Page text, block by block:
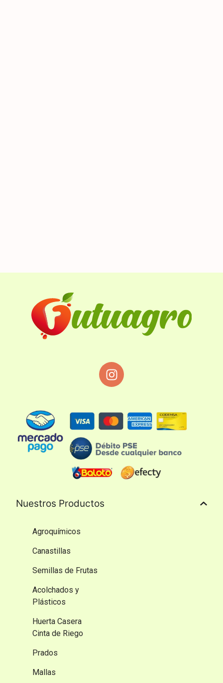
Nuestros Productos
Agroquímicos
Canastillas
Semillas de Frutas
Acolchados y
Plásticos
Huerta Casera
Cinta de Riego
Prados
Mallas